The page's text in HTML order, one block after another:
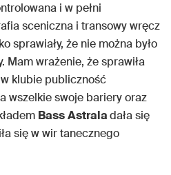
i w pełni
sceniczna i transowy wręcz
sprawiały, że nie można było
Mam wrażenie, że sprawiła
klubie publiczność
wszelkie swoje bariery oraz
BassAstraladała się
się w wir tanecznego